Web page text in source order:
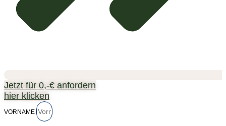
Jetzt für 0,-€ anfordern
hier klicken
VORNAME